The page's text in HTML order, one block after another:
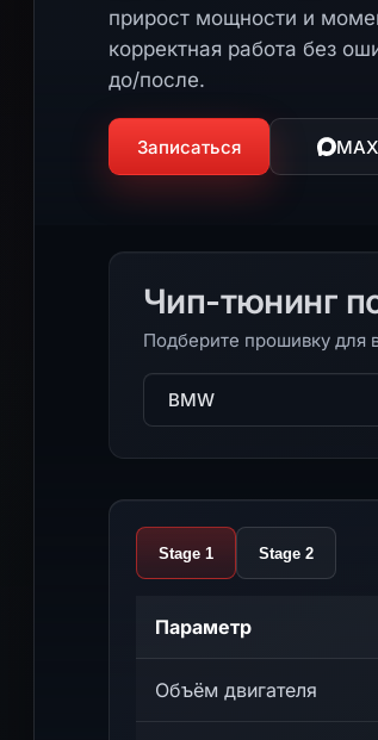
прирост мощности и
корректная работа без
до/после.
Записаться MAX
Чип-тюнинг
Подберите прошивку для
Марка
Stage 1 Stage 2
Параметр
Объём двигателя